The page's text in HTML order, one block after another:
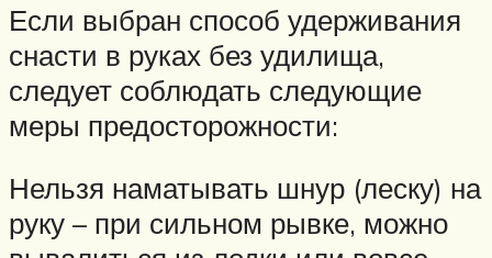
Если выбран способ удерживания
снасти в руках без удилища,
следует соблюдать следующие
меры предосторожности:
Нельзя наматывать шнур (леску) на
руку – при сильном рывке, можно